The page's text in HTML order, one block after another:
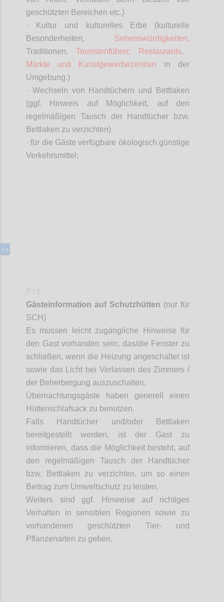
geschützten Bereichen etc.)
· Kultur und kulturelles Erbe (kulturelle
Besonderheiten, Sehenswürdigkeiten,
Traditionen, Touristenführer, Restaurants,
Märkte und Kunstgewerbezentren in der
Umgebung.)
· Wechseln von Handtüchern und Bettlaken
(ggf. Hinweis auf Möglichkeit, auf den
regelmäßigen Tausch der Handtücher bzw.
Bettlaken zu verzichten)
· für die Gäste verfügbare ökologisch günstige
Verkehrsmittel;
Gästeinformation auf Schutzhütten (nur für
SCH)
Es müssen leicht zugängliche Hinweise für
den Gast vorhanden sein, das/die Fenster zu
schließen, wenn die Heizung angeschaltet ist
sowie das Licht bei Verlassen des Zimmers /
der Beherbergung auszuschalten.
Übernachtungsgäste haben generell einen
Hüttenschlafsack zu benutzen.
Falls Handtücher und/oder Bettlaken
bereitgestellt werden, ist der Gast zu
informieren, dass die Möglichkeit besteht, auf
den regelmäßigen Tausch der Handtücher
bzw. Bettlaken zu verzichten, um so einen
Beitrag zum Umweltschutz zu leisten.
Weiters sind ggf. Hinweise auf richtiges
Verhalten in sensiblen Regionen sowie zu
vorhandenen geschützten Tier- und
Pflanzenarten zu geben.